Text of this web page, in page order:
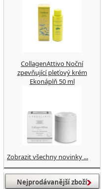
CollagenAttivo Noční
zpevňující pleťový krém
Ekonáplň 50 ml
Zobrazit všechny novinky ...
Nejprodávanější zboží